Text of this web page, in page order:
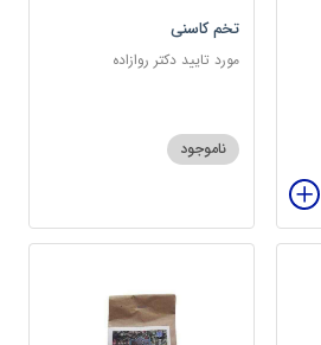
تخم کاسنی
مورد تایید دکتر روازاده
ناموجود